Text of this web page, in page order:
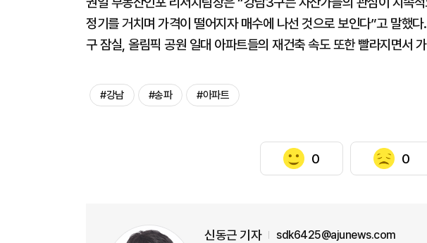
정기를 거치며 가격이 떨어지자 매수에 나선 것으로 보인다”고 말했
구 잠실, 올림픽 공원 일대 아파트들의 재건축 속도 또한 빨라지면서
#강남 #송파 #아파트
0 0
신동근 기자 sdk6425@ajunews.com